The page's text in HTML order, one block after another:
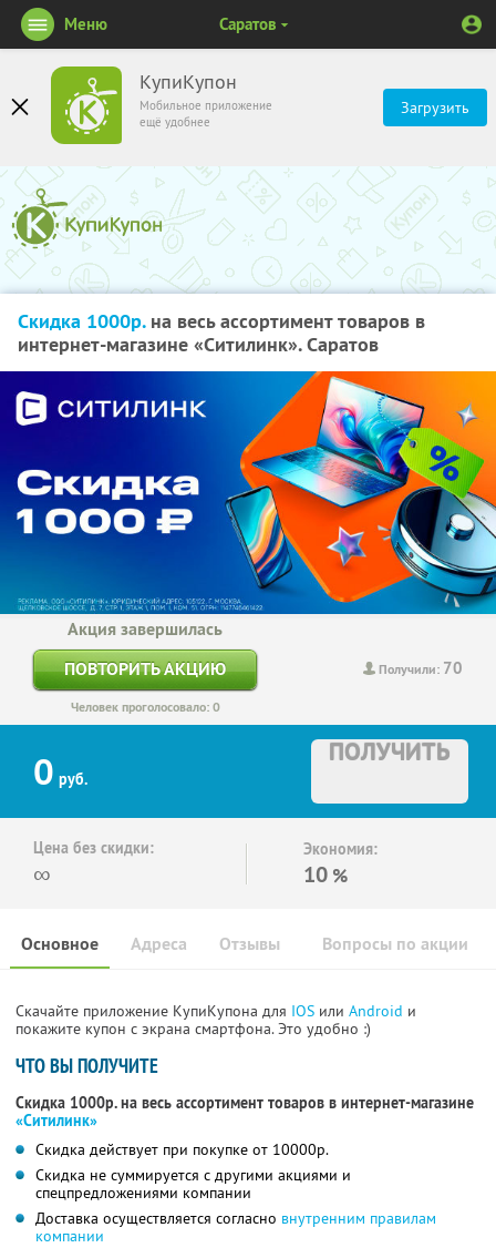
КупиКупон
Мобильное приложение
ещё удобнее
Загрузить
Меню Саратов
Скидка 1000р.на весь ассортимент товаров в
интернет-магазине «Ситилинк». Саратов
Получили: 70
Акция завершилась
ПОВТОРИТЬ АКЦИЮ
Человек проголосовало: 0
0 руб.
ПОЛУЧИТЬ
Цена без скидки:
∞
Экономия:
10 %
Основное Отзывы Вопросы по акции
Адреса
Скачайте приложение КупиКупона для IOS или Android и
покажите купон с экрана смартфона. Это удобно :)
ЧТО ВЫ ПОЛУЧИТЕ
Скидка 1000р. на весь ассортимент товаров в интернет-магазине
«Ситилинк»
Скидка действует при покупке от 10000р.
Скидка не суммируется с другими акциями и
спецпредложениями компании
Доставка осуществляется согласно внутренним правилам
компании